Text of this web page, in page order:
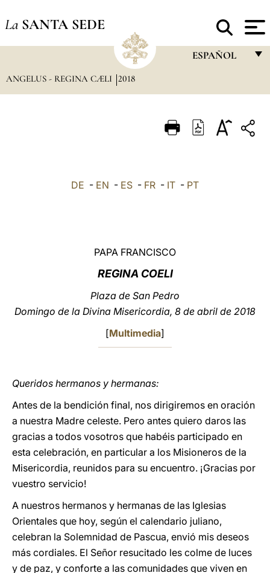
La SANTA SEDE
ESPAÑOL
ITALIANO
ANGELUS - REGINA CÆLI 2018
DE - EN - ES - FR - IT - PT
PAPA FRANCISCO
REGINA COELI
Plaza de San Pedro
Domingo de la Divina Misericordia, 8 de abril de 2018
[Multimedia]
Queridos hermanos y hermanas:
Antes de la bendición final, nos dirigiremos en oración
a nuestra Madre celeste. Pero antes quiero daros las
gracias a todos vosotros que habéis participado en
esta celebración, en particular a los Misioneros de la
Misericordia, reunidos para su encuentro. ¡Gracias por
vuestro servicio!
A nuestros hermanos y hermanas de las Iglesias
Orientales que hoy, según el calendario juliano,
celebran la Solemnidad de Pascua, envió mis deseos
más cordiales. El Señor resucitado les colme de luces
y de paz, y conforte a las comunidades que viven en